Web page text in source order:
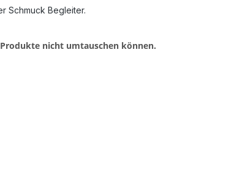
Schmuck Begleiter.
nicht umtauschen können.